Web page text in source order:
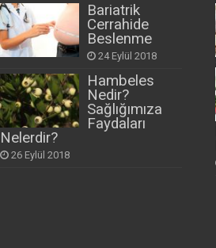
Bariatrik
Cerrahide
Beslenme
24 Eylül 2018
Hambeles
Nedir?
Sağlığımıza
Faydaları
Nelerdir?
26 Eylül 2018